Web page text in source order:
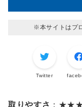
※本サイトはプ
Twitter
取りやすさ ：